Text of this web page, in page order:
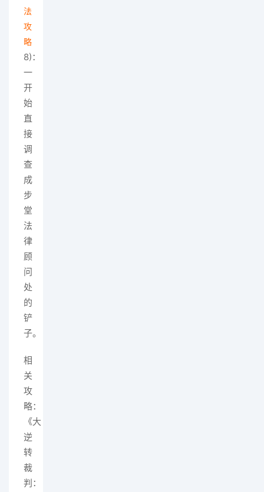
法
攻
略
8)：
一
开
始
直
接
调
查
成
步
堂
法
律
顾
问
处
的
铲
子。
相
关
攻
略：
《大
逆
转
裁
判：